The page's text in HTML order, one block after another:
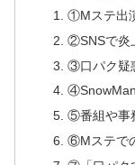
①Mステ出
②SNSで炎
③口パク疑
⑤番組や事
⑥Mステで